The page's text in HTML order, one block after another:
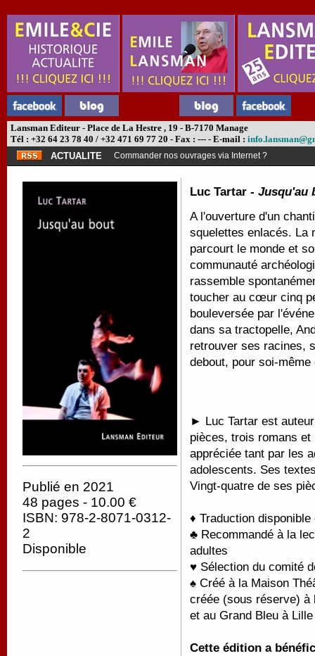
Lansman Editeur - Place de La Hestre , 19 - B-7170 Manage
Tél : +32 64 23 78 40 / +32 471 69 77 20 - Fax : --- - E-mail :
ACTUALITE
Commander nos ouvrages via Internet ?
Publié en 2021
48 pages - 10.00 €
ISBN: 978-2-8071-0312-
2
Disponible
Luc Tartar - Jusqu'au
A l'ouverture d'un
squelettes enlacés. La
parcourt le monde et
communauté
rassemble
toucher au cœur cinq
bouleversée par
dans sa tractopelle,
retrouver ses racines,
debout, pour soi-
► Luc Tartar est
pièces, trois romans et
appréciée tant par les
adolescents. Ses
Vingt-quatre de ses
♦ Traduction
♣ Recommandé à la
adultes
♥ Sélection du comité
♠ Créé à la Maison
créée (sous réserve) à
et au Grand Bleu à
Cette édition a